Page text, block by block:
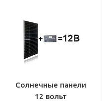
Солнечные панели
12 вольт